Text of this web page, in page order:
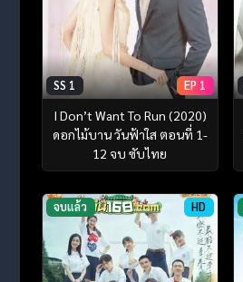
SS 1 EP 1
I Don’t Want To Run (2020)
ดอกไม้บาน วันฟ้าใส ตอนที่ 1-
12 จบ ซับไทย
จบแล้ว HD